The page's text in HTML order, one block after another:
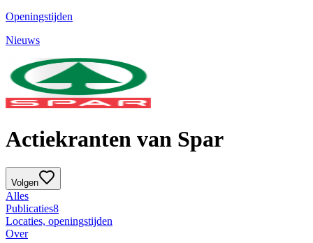
Openingstijden
Nieuws
Actiekranten van Spar
Volgen
Alles
Publicaties8
Locaties, openingstijden
Over